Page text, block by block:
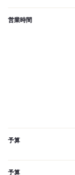
営業時間
予算
予算